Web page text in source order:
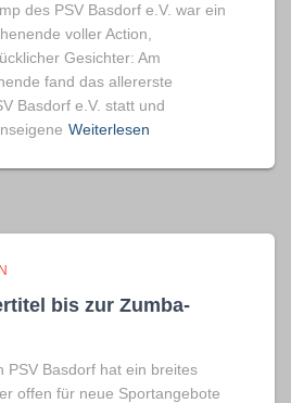
des PSV Basdorf e.V. war ein
voller Action,
Gesichter: Am
fand das allererste
Basdorf e.V. statt und
Weiterlesen
bis zur Zumba-
PSV Basdorf hat ein breites
offen für neue Sportangebote